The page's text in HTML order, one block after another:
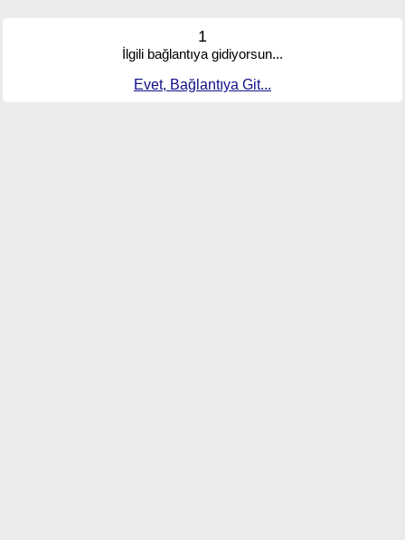
1
İlgili bağlantıya gidiyorsun...
Evet, Bağlantıya Git...